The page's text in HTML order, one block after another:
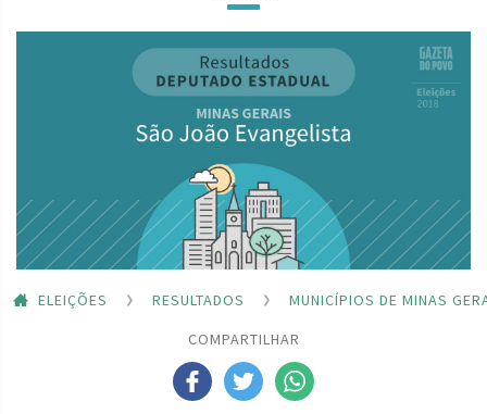
ELEIÇÕES RESULTADOS
MUNICÍPIOS DE MINAS
COMPARTILHAR